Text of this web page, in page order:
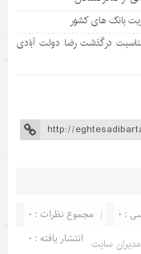
بانک های کشور
درگذشت رضا دولت آبادی
مجموع نظرات : 0
: 0
انتشار یافته : 0 سایت